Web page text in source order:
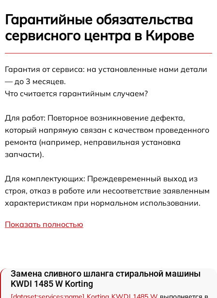
Гарантийные обязательства
сервисного центра в Кирове
Гарантия от сервиса: на установленные нами детали
— до 3 месяцев.
Что считается гарантийным случаем?
Для работ: Повторное возникновение дефекта,
который напрямую связан с качеством проведенного
ремонта (например, неправильная установка
запчасти).
Для комплектующих: Преждевременный выход из
строя, отказ в работе или несоответствие заявленным
характеристикам при нормальном использовании.
Показать полностью
Замена сливного шланга стиральной машины
KWDI 1485 W Korting